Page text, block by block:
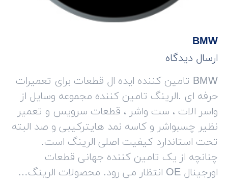
BMW
ارسال دیدگاه
BMW تامین کننده ایده ال قطعات برای تعمیرات
حرفه ای .الرینگ تامین کننده مجموعه وسایل از
واسر الات ، ست واشر ، قطعات سرویس و تعمیر
نظیر چسبواشر و کاسه نمد هایترکیبی و صد البته
تحت استاندارد کیفیت اصلی الرینگ است.
چنانچه از یک تامین کننده جهانی قطعات
اورجینال OE انتظار می رود. محصولات الرینگ…